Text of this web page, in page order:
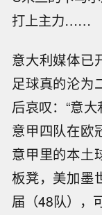
打上主力……
意大利媒体已
足球真的沦为
后哀叹：“意
意甲四队在欧
意甲里的本土
板凳，美加墨
届（48队），